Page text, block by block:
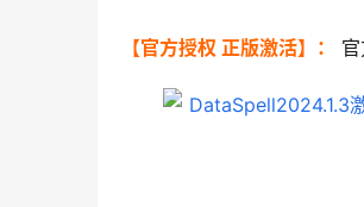
【官方授权 正版激活】：